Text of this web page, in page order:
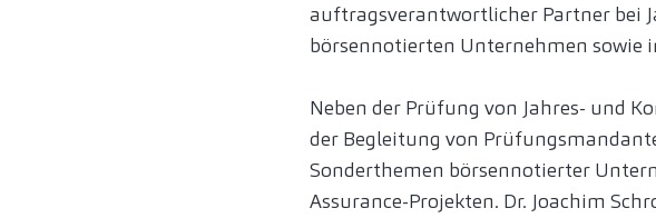
auftragsverantwortlicher Partner bei
börsennotierten Unternehmen
Neben der Prüfung von Jahres- und
der Begleitung von
Sonderthemen börsennotierter
Assurance-Projekten. Dr. Joachim